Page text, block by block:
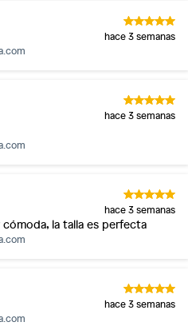
hace 3 semanas
hace 3 semanas
hace 3 semanas
cómoda, la talla es perfecta
hace 3 semanas